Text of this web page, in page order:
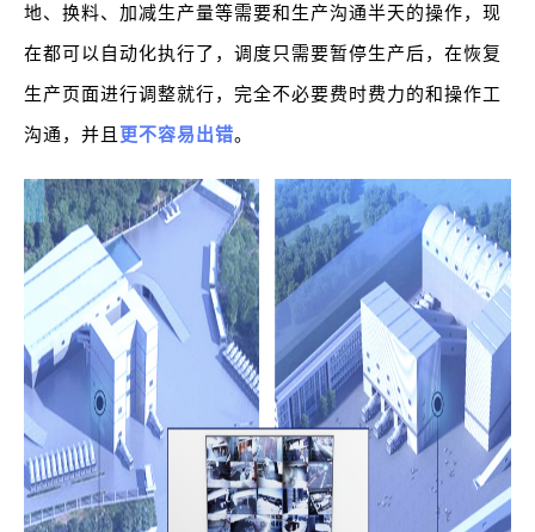
地、换料、加减生产量等需要和生产沟通半天的操作，现
在都可以自动化执行了，调度只需要暂停生产后，在恢复
生产页面进行调整就行，完全不必要费时费力的和操作工
沟通，并且 更不容易出错。